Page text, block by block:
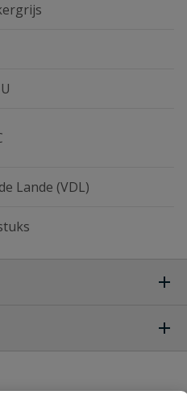
Lande (VDL)